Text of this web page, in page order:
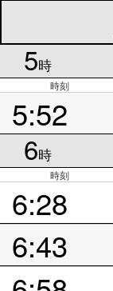
5時
時刻
5:52
6時
時刻
6:28
6:43